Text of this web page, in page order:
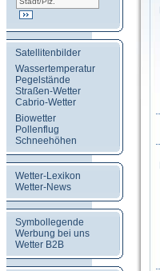
Satellitenbilder
Wassertemperatur
Pegelstände
Straßen-Wetter
Cabrio-Wetter
Biowetter
Pollenflug
Schneehöhen
Wetter-Lexikon
Wetter-News
Symbollegende
Werbung bei uns
Wetter B2B